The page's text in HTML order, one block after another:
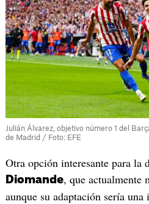
Julián Álvarez, objetivo número 1 del
de Madrid / Foto: EFE
Otra opción interesante para la
Diomande, que actualmente
aunque su adaptación sería